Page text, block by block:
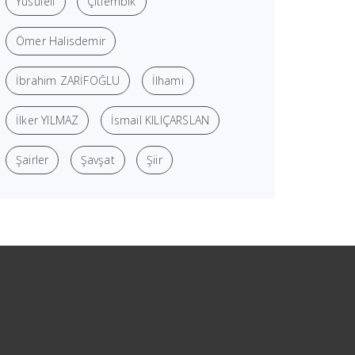
Ömer Halisdemir
İbrahim ZARİFOĞLU İlhami
İlker YILMAZ İsmail KILIÇARSLAN
Şairler Şavşat Şiir